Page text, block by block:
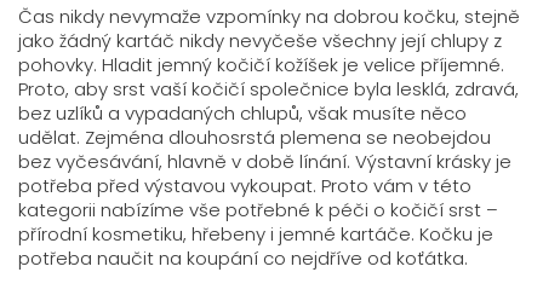
l
á
d
a
c
í
p
r
v
k
y
Čas nikdy nevymaže vzpomínky na dobrou kočku, stejně
jako žádný kartáč nikdy nevyčeše všechny její chlupy z
pohovky. Hladit jemný kočičí kožíšek je velice příjemné.
Proto, aby srst vaší kočičí společnice byla lesklá, zdravá,
bez uzlíků a vypadaných chlupů, však musíte něco
udělat. Zejména dlouhosrstá plemena se neobejdou
bez vyčesávání, hlavně v době línání. Výstavní krásky je
potřeba před výstavou vykoupat. Proto vám v této
kategorii nabízíme vše potřebné k péči o kočičí srst –
přírodní kosmetiku, hřebeny i jemné kartáče. Kočku je
potřeba naučit na koupání co nejdříve od koťátka.